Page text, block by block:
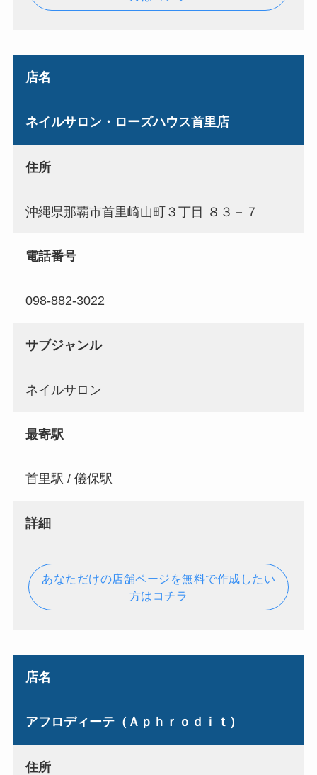
店名
ネイルサロン・ローズハウス首里店
住所
沖縄県那覇市首里崎山町３丁目 ８３－７
電話番号
098-882-3022
サブジャンル
ネイルサロン
最寄駅
首里駅 / 儀保駅
詳細
あなただけの店舗ページを無料で作成したい
方はコチラ
店名
アフロディーテ（Ａｐｈｒｏｄｉｔ）
住所